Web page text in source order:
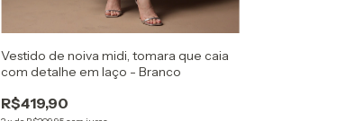
Vestido de noiva midi, tomara que caia
com detalhe em laço - Branco
R$419,90